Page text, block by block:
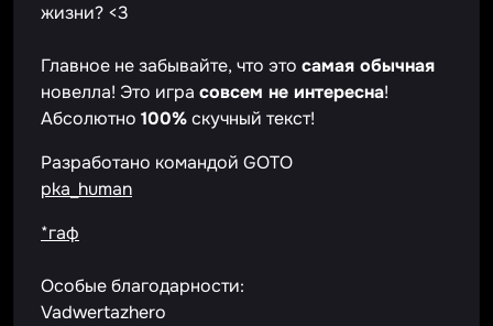
жизни? <3
Главное не забывайте, что это самая обычная
новелла! Это игра совсем не интересна!
Абсолютно 100%скучный текст!
Разработано командой GOTO
pka_human
*гаф
Особые благодарности:
Vadwertazhero